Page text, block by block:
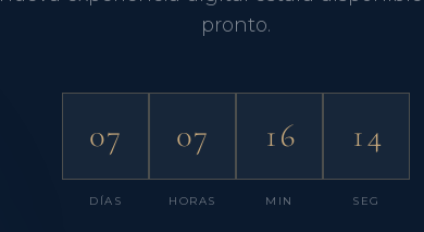
pronto.
07
DÍAS
07
HORAS
16
MIN
13
SEG